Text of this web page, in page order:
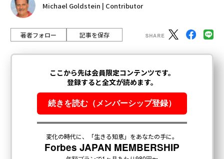
Michael Goldstein | Contributor
著者フォロー 記事を保存